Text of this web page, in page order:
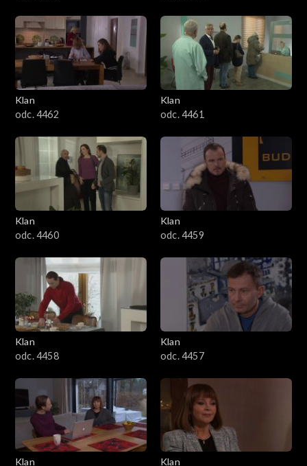
Klan
odc. 4462
Klan
odc. 4461
Klan
odc. 4460
Klan
odc. 4459
Klan
odc. 4458
Klan
odc. 4457
Klan
Klan